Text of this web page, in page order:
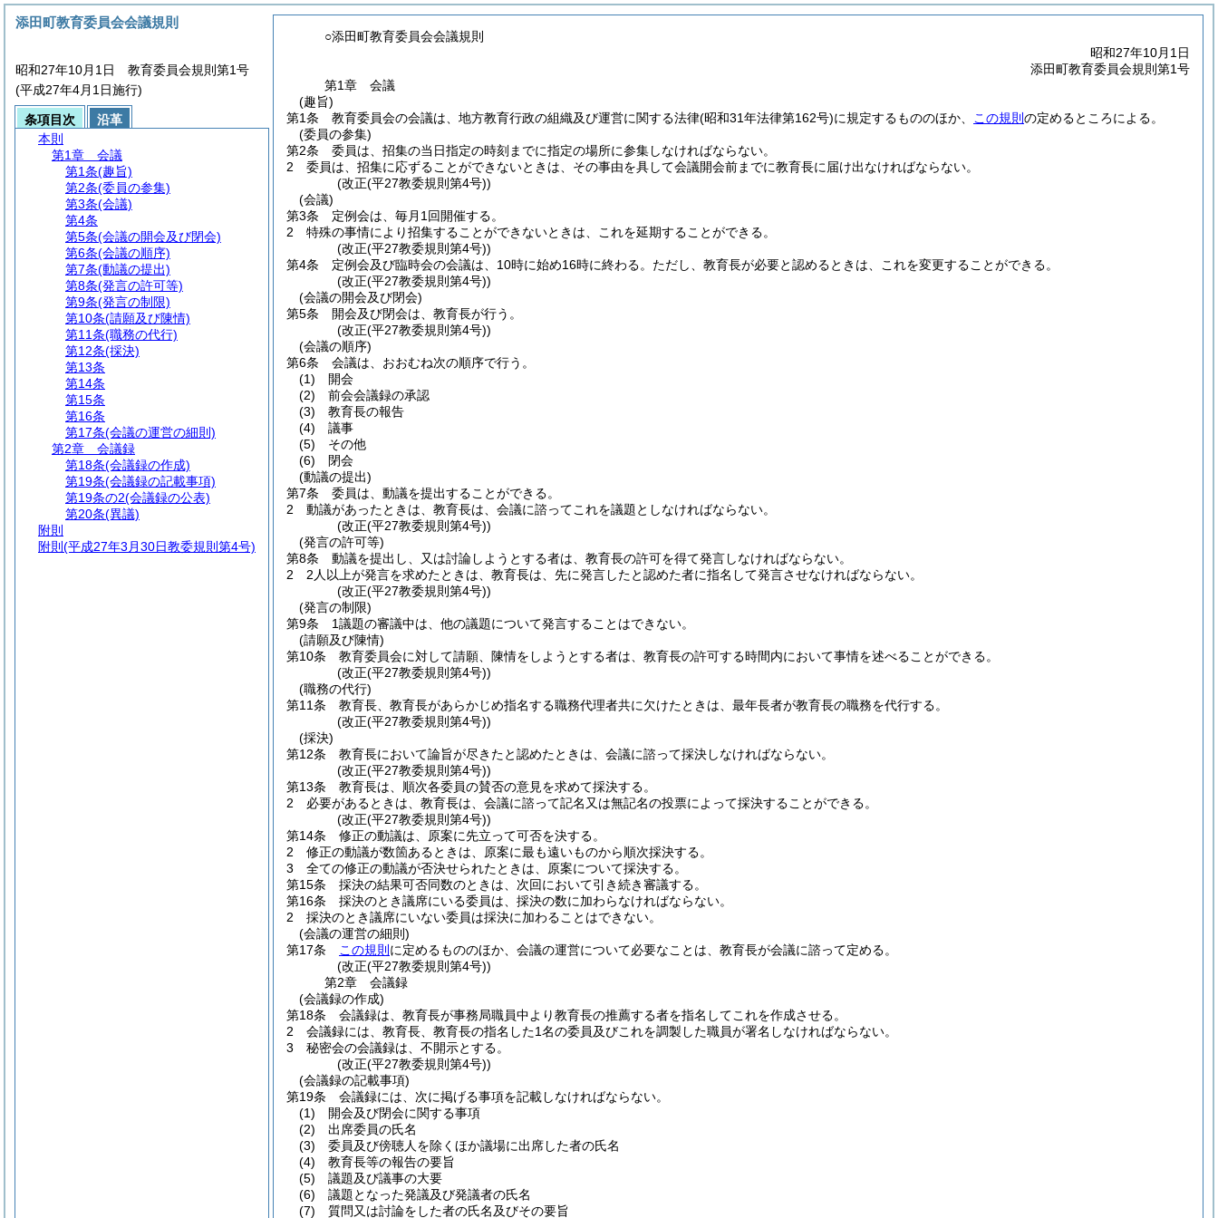
○添田町教育委員会会議規則
昭和27年10月1日
添田町教育委員会規則第1号
第1章
会議
(趣旨)
第1条
教育委員会の会議は、地方教育行政の組織及び運営に関する法律(昭和31年法律第162号)に規定するもののほか、 この規則 の定めるところによる。
(委員の参集)
第2条
委員は、招集の当日指定の時刻までに指定の場所に参集しなければならない。
2
委員は、招集に応ずることができないときは、その事由を具して会議開会前までに教育長に届け出なければならない。
(改正(平27教委規則第4号))
(会議)
第3条
定例会は、毎月1回開催する。
2
特殊の事情により招集することができないときは、これを延期することができる。
(改正(平27教委規則第4号))
第4条
定例会及び臨時会の会議は、10時に始め16時に終わる。 ただし、教育長が必要と認めるときは、これを変更することができる。
(改正(平27教委規則第4号))
(会議の開会及び閉会)
第5条
開会及び閉会は、教育長が行う。
(改正(平27教委規則第4号))
(会議の順序)
第6条
会議は、おおむね次の順序で行う。
(1)
開会
(2)
前会会議録の承認
(3)
教育長の報告
(4)
議事
(5)
その他
(6)
閉会
(動議の提出)
第7条
委員は、動議を提出することができる。
2
動議があったときは、教育長は、会議に諮ってこれを議題としなければならない。
(改正(平27教委規則第4号))
(発言の許可等)
第8条
動議を提出し、又は討論しようとする者は、教育長の許可を得て発言しなければならない。
2
2人以上が発言を求めたときは、教育長は、先に発言したと認めた者に指名して発言させなければならない。
(改正(平27教委規則第4号))
(発言の制限)
第9条
1議題の審議中は、他の議題について発言することはできない。
(請願及び陳情)
第10条
教育委員会に対して請願、陳情をしようとする者は、教育長の許可する時間内において事情を述べることができる。
(改正(平27教委規則第4号))
(職務の代行)
第11条
教育長、教育長があらかじめ指名する職務代理者共に欠けたときは、最年長者が教育長の職務を代行する。
(改正(平27教委規則第4号))
(採決)
第12条
教育長において論旨が尽きたと認めたときは、会議に諮って採決しなければならない。
(改正(平27教委規則第4号))
第13条
教育長は、順次各委員の賛否の意見を求めて採決する。
2
必要があるときは、教育長は、会議に諮って記名又は無記名の投票によって採決することができる。
(改正(平27教委規則第4号))
第14条
修正の動議は、原案に先立って可否を決する。
2
修正の動議が数箇あるときは、原案に最も遠いものから順次採決する。
3
全ての修正の動議が否決せられたときは、原案について採決する。
第15条
採決の結果可否同数のときは、次回において引き続き審議する。
第16条
採決のとき議席にいる委員は、採決の数に加わらなければならない。
2
採決のとき議席にいない委員は採決に加わることはできない。
(会議の運営の細則)
第17条
この規則 に定めるもののほか、会議の運営について必要なことは、教育長が会議に諮って定める。
(改正(平27教委規則第4号))
第2章
会議録
(会議録の作成)
第18条
会議録は、教育長が事務局職員中より教育長の推薦する者を指名してこれを作成させる。
2
会議録には、教育長、教育長の指名した1名の委員及びこれを調製した職員が署名しなければならない。
3
秘密会の会議録は、不開示とする。
(改正(平27教委規則第4号))
(会議録の記載事項)
第19条
会議録には、次に掲げる事項を記載しなければならない。
(1)
開会及び閉会に関する事項
(2)
出席委員の氏名
(3)
委員及び傍聴人を除くほか議場に出席した者の氏名
(4)
教育長等の報告の要旨
(5)
議題及び議事の大要
(6)
議題となった発議及び発議者の氏名
(7)
質問又は討論をした者の氏名及びその要旨
添田町教育委員会会議規則
昭和27年10月1日 教育委員会規則第1号
(平成27年4月1日施行)
条項目次
沿革
本則
第1章
会議
第1条(趣旨)
第2条(委員の参集)
第3条(会議)
第4条
第5条(会議の開会及び閉会)
第6条(会議の順序)
第7条(動議の提出)
第8条(発言の許可等)
第9条(発言の制限)
第10条(請願及び陳情)
第11条(職務の代行)
第12条(採決)
第13条
第14条
第15条
第16条
第17条(会議の運営の細則)
第2章
会議録
第18条(会議録の作成)
第19条(会議録の記載事項)
第19条の2(会議録の公表)
第20条(異議)
附則
附則 (平成27年3月30日教委規則第4号)